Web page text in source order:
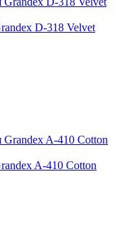
D-318 Velvet
A-410 Cotton